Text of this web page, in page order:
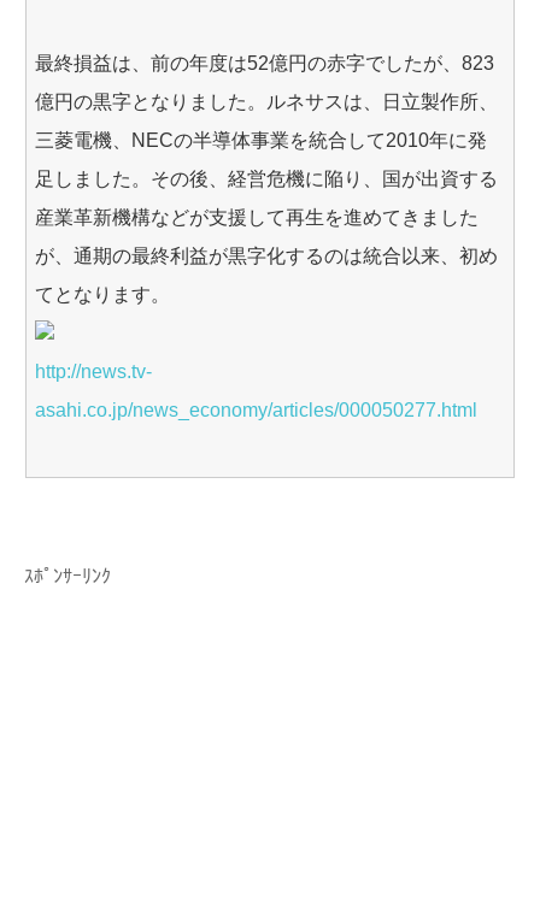
最終損益は、前の年度は52億円の赤字でしたが、823
億円の黒字となりました。ルネサスは、日立製作所、
三菱電機、NECの半導体事業を統合して2010年に発
足しました。その後、経営危機に陥り、国が出資する
産業革新機構などが支援して再生を進めてきました
が、通期の最終利益が黒字化するのは統合以来、初め
てとなります。
http://news.tv-
asahi.co.jp/news_economy/articles/000050277.html
ｽﾎﾟﾝｻｰﾘﾝｸ